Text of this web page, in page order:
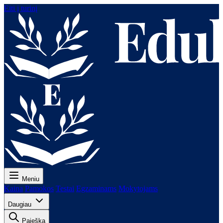
Eiti į turinį
Meniu
Kaina Pamokos Testai Egzaminams Mokytojams
Daugiau
Paieška